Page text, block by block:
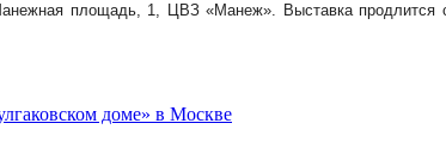
площадь, 1, ЦВЗ «Манеж». Выставка продлится
доме» в Москве